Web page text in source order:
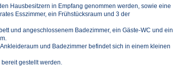
Hausbesitzern in Empfang genommen werden, sowie eine
Esszimmer, ein Frühstücksraum und 3 der
und angeschlossenem Badezimmer, ein Gäste-WC und ein
und Badezimmer befindet sich in einem kleinen
gestellt werden.